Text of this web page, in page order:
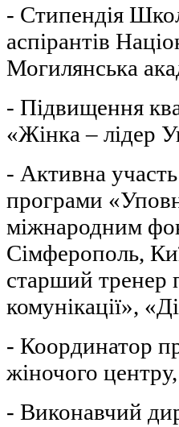
- Стипендія
аспірантів
Могилянська
- Підвищення
«Жінка – лідер
- Активна участь
програми
міжнародним
Сімферополь,
старший тренер
комунікації»,
- Координатор
жіночого
- Виконавчий